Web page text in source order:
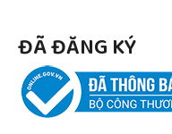
ĐÃ ĐĂNG KÝ